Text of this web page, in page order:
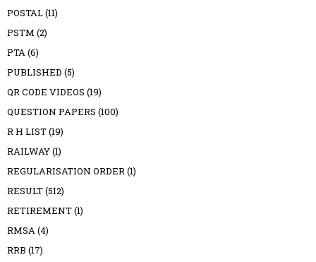
POSTAL(11)
PSTM (2)
PTA(6)
PUBLISHED (5)
QR CODE VIDEOS (19)
QUESTION PAPERS (100)
R H LIST(19)
RAILWAY(1)
REGULARISATION ORDER(1)
RESULT(512)
RETIREMENT(1)
RMSA(4)
RRB (17)